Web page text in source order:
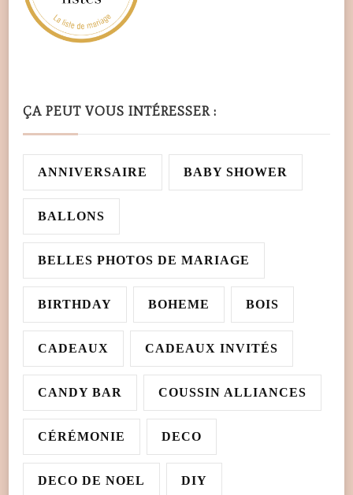
ÇA PEUT VOUS INTÉRESSER :
ANNIVERSAIRE BABY SHOWER
BALLONS
BELLES PHOTOS DE MARIAGE
BIRTHDAY BOHEME BOIS
CADEAUX CADEAUX INVITÉS
CANDY BAR COUSSIN ALLIANCES
CÉRÉMONIE DECO
DECO DE NOEL DIY